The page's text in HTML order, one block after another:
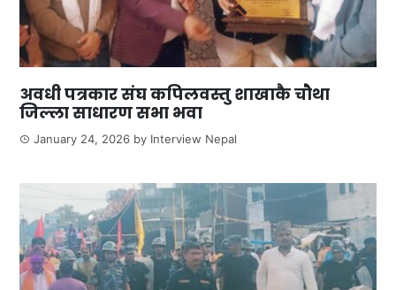
अवधी पत्रकार संघ कपिलवस्तु शाखाकै चौथा
जिल्ला साधारण सभा भवा
January 24, 2026 by Interview Nepal